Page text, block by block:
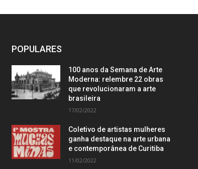
POPULARES
100 anos da Semana de Arte
Moderna: relembre 22 obras
que revolucionaram a arte
brasileira
17/02/2022
Coletivo de artistas mulheres
ganha destaque na arte urbana
e contemporânea de Curitiba
11/02/2022